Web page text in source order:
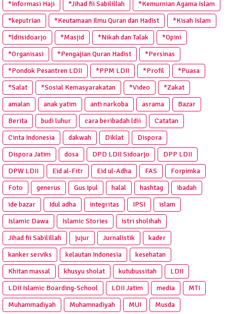
*Informasi Haji *Jihad fii Sabilillah
*Kemurnian Agama Islam
*keputrian
*Keutamaan Ilmu Quran dan Hadist
*Kisah Islam
*ldiisidoarjo
*Masjid *Nikah dan Talak
*Opini
*Organisasi
*Pengajian Quran Hadist
*Persinas
*Pondok Pesantren LDII
*PPM LDII *Profil
*Puasa
*Salat
*Sosial Kemasyarakatan *Video
*Zakat
amalan
anak yatim anti narkoba asrama
Bazar
Berita
budi luhur cara beribadah ldii
Catatan
Cinta Indonesia
dakwah Diklat
Dispora
Dispora Jatim
dosa DPD LDII Sidoarjo
DPP LDII
DPW LDII
Eid al-Fitr Eid ul-Adha FAS
Forpimka
Foto
generus Gus Ipul halal hashtag
ibadah
ide bazar
Idul adha integritas IPSI
islam
Islamic Dawa
Islamic Stories
istri sholihah
Jihad fii Sabilillah
jujur Jurnalistik
kader
kanker serviks
kelautan Indonesia
kesehatan
Khitan massal
khusyu sholat kutubussitah
LDII
LDII Islamic Boarding-School
LDII Jatim media
MTI
Muhammadiyah
Muhamnadiyah MUI
Musda